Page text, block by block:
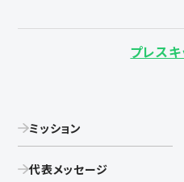
プレス
ミッション
代表メッセージ